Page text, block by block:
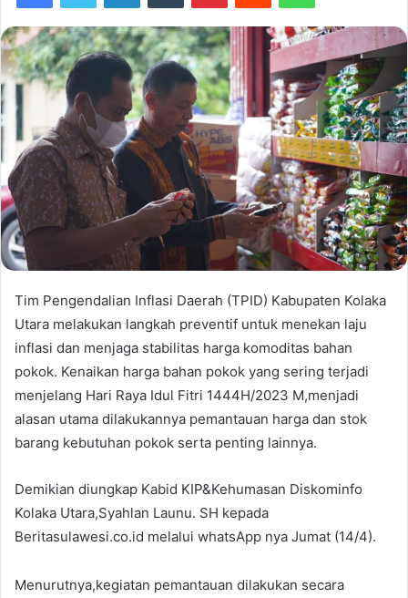
Tim Pengendalian Inflasi Daerah (TPID) Kabupaten Kolaka
Utara melakukan langkah preventif untuk menekan laju
inflasi dan menjaga stabilitas harga komoditas bahan
pokok. Kenaikan harga bahan pokok yang sering terjadi
menjelang Hari Raya Idul Fitri 1444H/2023 M,menjadi
alasan utama dilakukannya pemantauan harga dan stok
barang kebutuhan pokok serta penting lainnya.
Demikian diungkap Kabid KIP&Kehumasan Diskominfo
Kolaka Utara,Syahlan Launu. SH kepada
Beritasulawesi.co.id melalui whatsApp nya Jumat (14/4).
Menurutnya,kegiatan pemantauan dilakukan secara